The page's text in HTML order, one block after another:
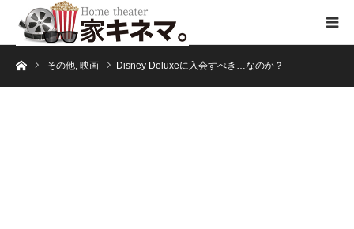
ホームその他, 映画 Disney Deluxeに入会すべき…なのか？